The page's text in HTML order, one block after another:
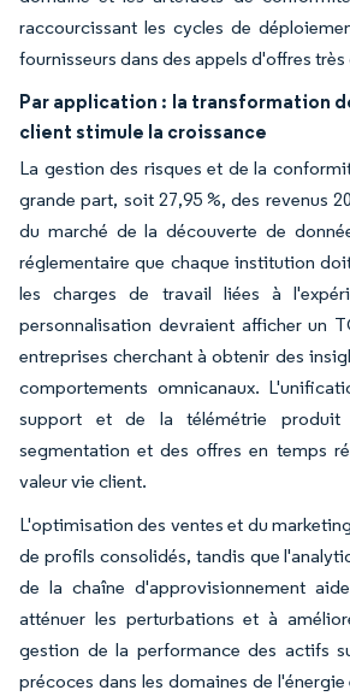
raccourcissant les cycles de
fournisseurs dans des appels d'offres
Par application : la transformation
client stimule la croissance
La gestion des risques et de la
grande part, soit 27,95 %, des revenus
du marché de la découverte de
réglementaire que chaque institution
les charges de travail liées à
personnalisation devraient afficher un
entreprises cherchant à obtenir des
comportements omnicanaux.
support et de la télémétrie produit
segmentation et des offres en temps
valeur vie client.
L'optimisation des ventes et du
de profils consolidés, tandis que
de la chaîne d'approvisionnement
atténuer les perturbations et à
gestion de la performance des actifs
précoces dans les domaines de